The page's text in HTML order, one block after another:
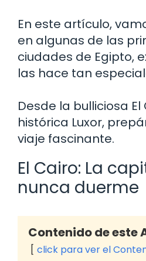
En este artículo,
en algunas de las
ciudades de Egipto,
las hace tan
Desde la bulliciosa
histórica Luxor,
viaje fascinante.
El Cairo: La
nunca duerme
Contenido de este
click para ver el